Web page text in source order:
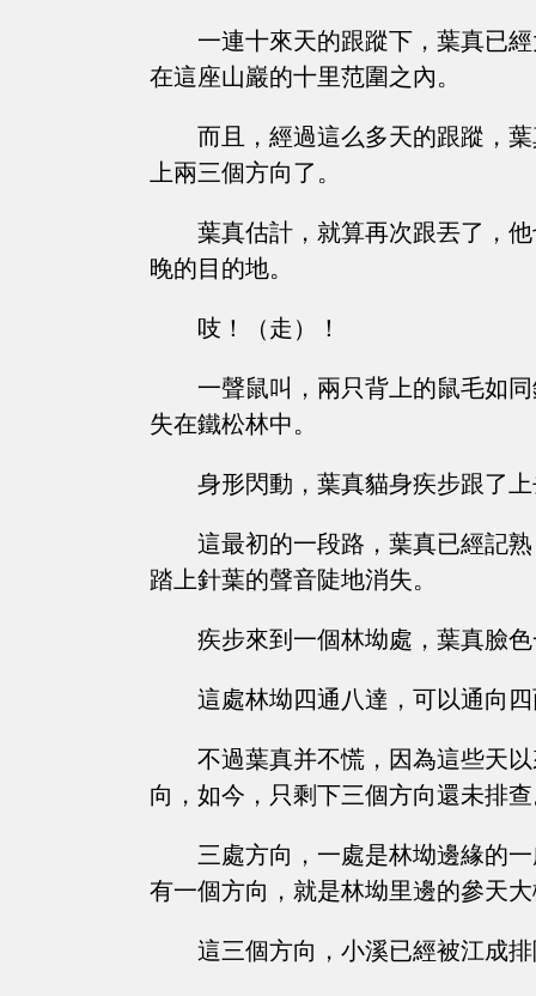
一連十來天的跟蹤下，葉真已
在這座山巖的十里范圍之內。
而且，經過這么多天的跟蹤，
上兩三個方向了。
葉真估計，就算再次跟丟了，
晚的目的地。
吱！（走）！
一聲鼠叫，兩只背上的鼠毛如
失在鐵松林中。
身形閃動，葉真貓身疾步跟了
這最初的一段路，葉真已經記
踏上針葉的聲音陡地消失。
疾步來到一個林坳處，葉真臉
這處林坳四通八達，可以通向
不過葉真并不慌，因為這些天
向，如今，只剩下三個方向還未排
三處方向，一處是林坳邊緣的
有一個方向，就是林坳里邊的參天
這三個方向，小溪已經被江成